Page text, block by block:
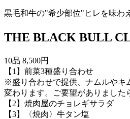
黒毛和牛の"希少部位"ヒレを味わ
THE BLACK BULL
10品 8,500円
【1】前菜3種盛り合わせ
※盛り合わせで提供、ナムルやキ
変わります。ご要望がありました
【2】焼肉屋のチョレギサラダ
【3】〈焼肉〉牛タン塩